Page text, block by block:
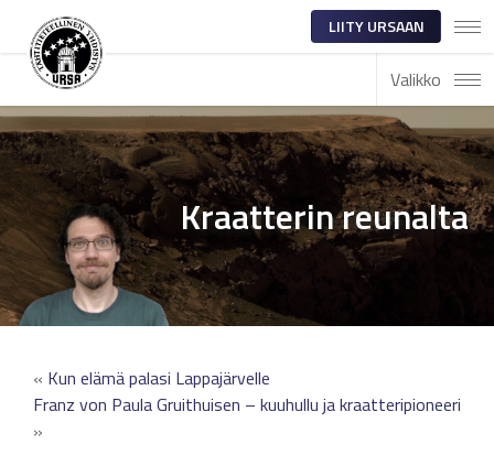
LIITY URSAAN
Valikko
Kraatterin reunalta
« Kun elämä palasi Lappajärvelle
Franz von Paula Gruithuisen – kuuhullu ja kraatteripioneeri
»